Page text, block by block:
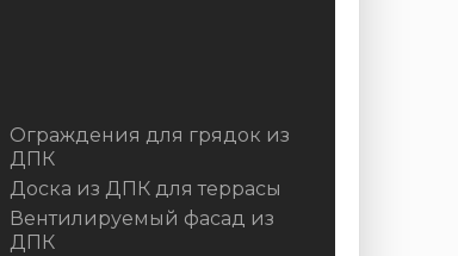
Ограждения для грядок из
ДПК
Доска из ДПК для террасы
Вентилируемый фасад из
ДПК